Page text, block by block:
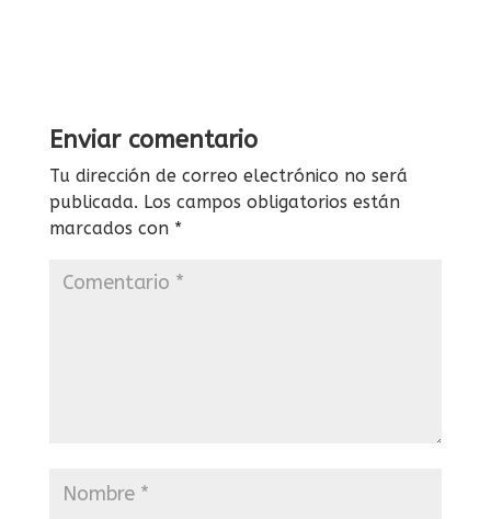
Enviar comentario
Tu dirección de correo electrónico no será
publicada. Los campos obligatorios están
marcados con *